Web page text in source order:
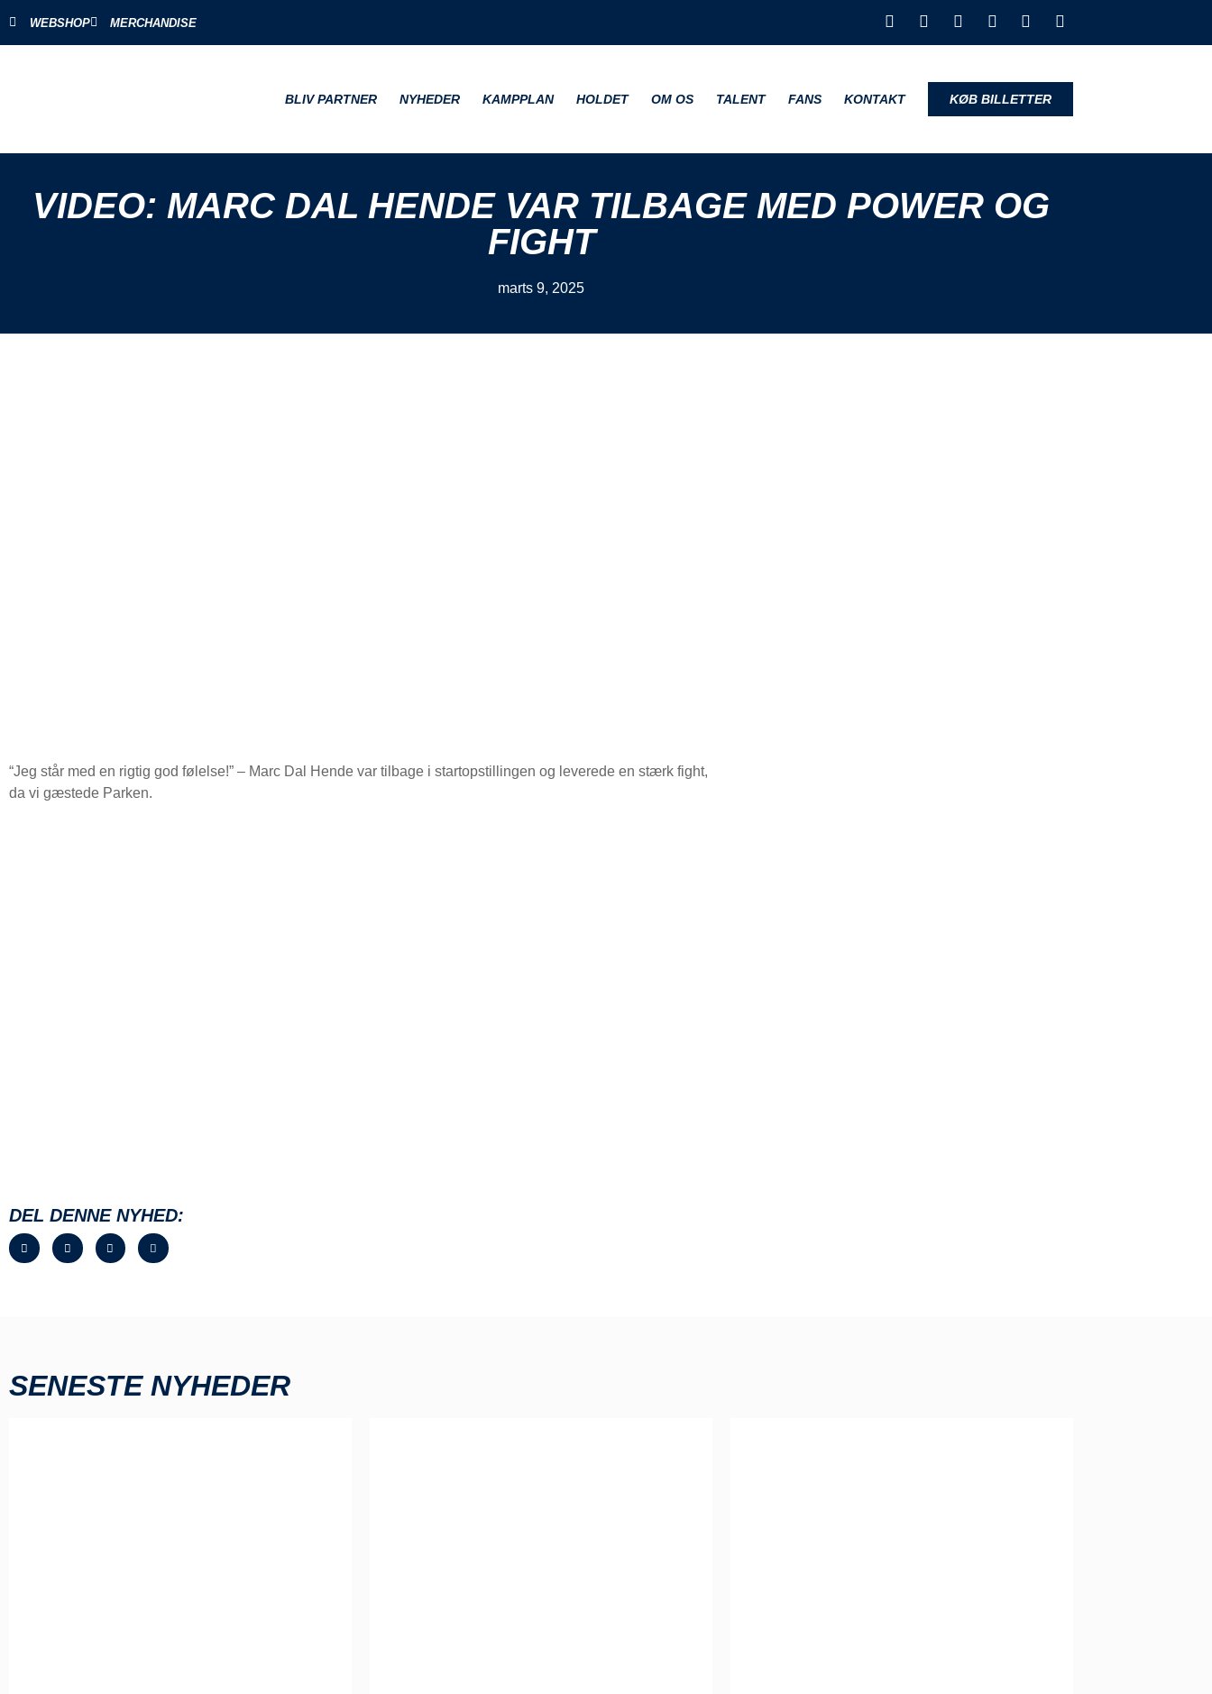
WEBSHOP MERCHANDISE
BLIV PARTNER NYHEDER KAMPPLAN HOLDET OM OS TALENT FANS KONTAKT KØB BILLETTER
VIDEO: MARC DAL HENDE VAR TILBAGE MED POWER OG
FIGHT
marts 9, 2025
“Jeg står med en rigtig god følelse!” – Marc Dal Hende var tilbage i startopstillingen og leverede en stærk fight,
da vi gæstede Parken.
DEL DENNE NYHED:
SENESTE NYHEDER